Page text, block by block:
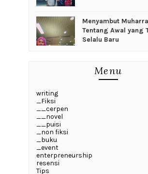
Menyambut
Tentang Awal yang
Selalu Baru
Menu
writing
_Fiksi
__cerpen
__novel
__puisi
_non fiksi
_buku
_event
enterpreneurship
resensi
Tips